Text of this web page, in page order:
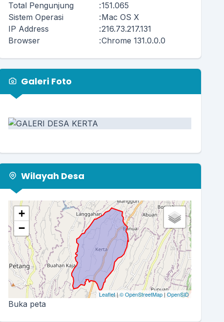
Total Pengunjung
:151.065
Sistem Operasi
:Mac OS X
IP Address
:216.73.217.131
Browser
:Chrome 131.0.0.0
Galeri Foto
Wilayah Desa
+
−
Leaflet|© OpenStreetMap| OpenSID
Buka peta